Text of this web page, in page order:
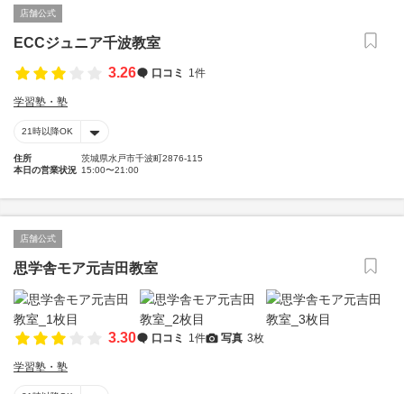
店舗公式
ECCジュニア千波教室
3.26
口コミ 1件
学習塾・塾
21時以降OK
住所
茨城県水戸市千波町2876-115
本日の営業状況 15:00〜21:00
店舗公式
思学舎モア元吉田教室
3.30 口コミ 1件 写真 3枚
学習塾・塾